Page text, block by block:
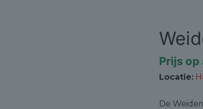
Prijs op
Locatie:
De